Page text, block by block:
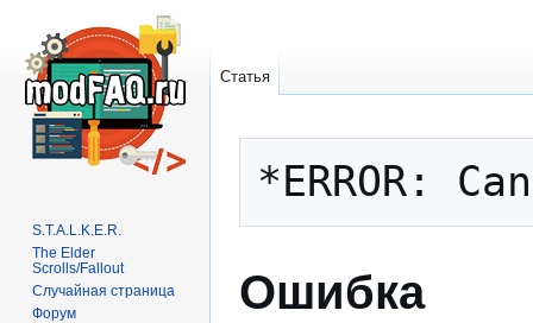
навигации
поиску
Ошибка
Статья
S.T.A.L.K.E.R.
The Elder
Scrolls/Fallout
Случайная страница
Форум